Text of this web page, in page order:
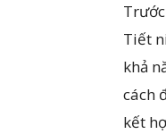
Tiết
khả
cách
kết